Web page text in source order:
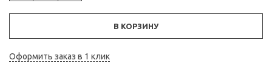
В КОРЗИНУ
Оформить заказ в 1 клик